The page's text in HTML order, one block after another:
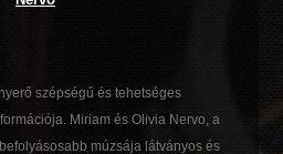
szépségű és tehetséges
Miriam és Olivia Nervo, a
múzsája látványos és